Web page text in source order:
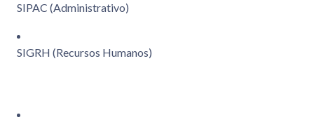
SIPAC (Administrativo)
SIGRH (Recursos Humanos)